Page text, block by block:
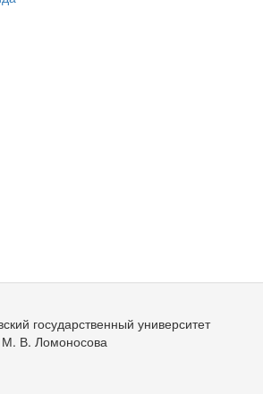
государственный университет
В. Ломоносова